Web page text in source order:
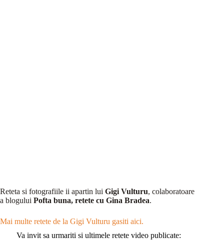
Reteta si fotografiile ii apartin lui Gigi Vulturu, colaboratoare
a blogului Pofta buna, retete cu Gina Bradea.
Mai multe retete de la Gigi Vulturu gasiti aici.
Va invit sa urmariti si ultimele retete video publicate: